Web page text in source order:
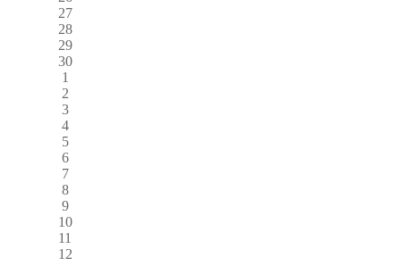
27
28
29
30
1
2
3
4
5
6
7
8
9
10
11
12